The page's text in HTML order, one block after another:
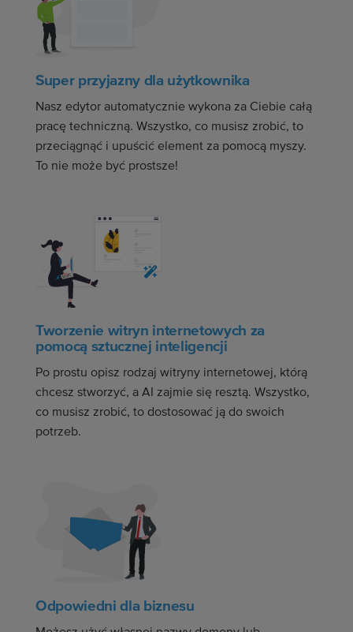
Super przyjazny dla użytkownika
Nasz edytor automatycznie wykona za Ciebie całą
pracę techniczną. Wszystko, co musisz zrobić, to
przeciągnąć i upuścić element za pomocą myszy.
To nie może być prostsze!
Tworzenie witryn internetowych za
pomocą sztucznej inteligencji
Po prostu opisz rodzaj witryny internetowej, którą
chcesz stworzyć, a AI zajmie się resztą. Wszystko,
co musisz zrobić, to dostosować ją do swoich
potrzeb.
Odpowiedni dla biznesu